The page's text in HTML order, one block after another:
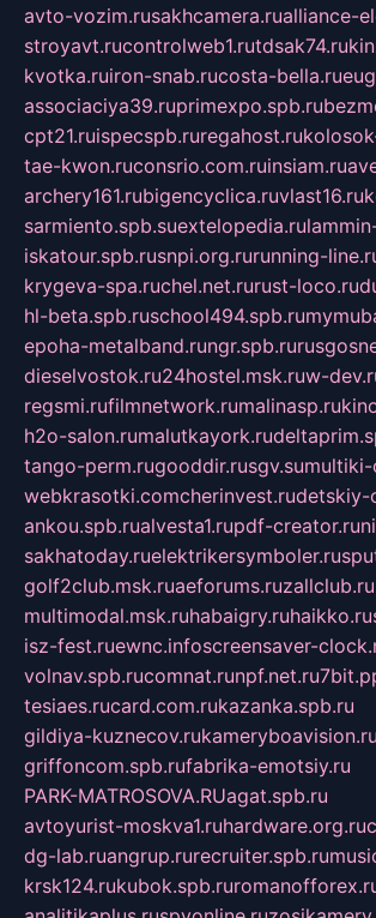
avto-vozim.rusakhcamera.rualliance-
stroyavt.rucontrolweb1.rutdsak74.ru
kvotka.ruiron-snab.rucosta-bella.ru
associaciya39.ruprimexpo.spb.ru
cpt21.ruispecspb.ruregahost.ru
tae-kwon.ruconsrio.com.ruinsiam.ru
archery161.rubigencyclica.ruvlast16.ru
sarmiento.spb.suextelopedia.ru
iskatour.spb.rusnpi.org.rurunning-
krygeva-spa.ruchel.net.rurust-loco.ru
hl-beta.spb.ruschool494.spb.ru
epoha-metalband.rungr.spb.ru
dieselvostok.ru24hostel.msk.ruw-
regsmi.rufilmnetwork.rumalinasp.ru
h2o-salon.rumalutkayork.ru
tango-perm.rugooddir.rusgv.sumultiki-
webkrasotki.comcherinvest.rudetskiy-
ankou.spb.rualvesta1.rupdf-creator.ru
sakhatoday.ruelektrikersymboler.ru
golf2club.msk.ruaeforums.ruzallclub.ru
multimodal.msk.ruhabaigry.ruhaikko.ru
isz-fest.ruewnc.infoscreensaver-
volnav.spb.rucomnat.runpf.net.ru
tesiaes.rucard.com.rukazanka.spb.ru
gildiya-kuznecov.rukameryboavision.ru
griffoncom.spb.rufabrika-emotsiy.ru
PARK-MATROSOVA.RUagat.spb.ru
avtoyurist-moskva1.ruhardware.org.ru
dg-lab.ruangrup.rurecruiter.spb.ru
krsk124.rukubok.spb.ru